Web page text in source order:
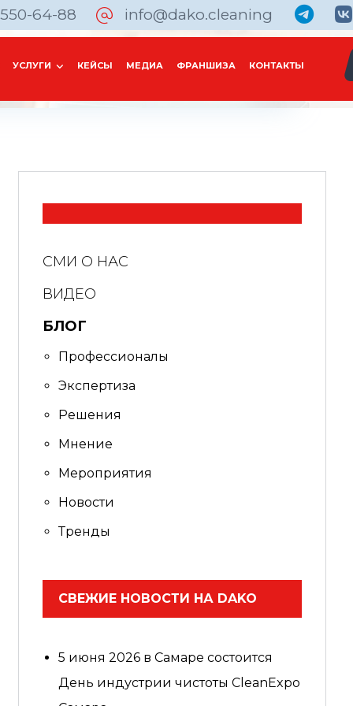
info@dako.cleaning
64-88
УСЛУГИ КЕЙСЫ МЕДИА ФРАНШИЗА КОНТАКТЫ
СМИ О НАС
ВИДЕО
БЛОГ
Профессионалы
Экспертиза
Решения
Мнение
Мероприятия
Новости
Тренды
СВЕЖИЕ НОВОСТИ НА DAKO
5 июня 2026 в Самаре состоится
День индустрии чистоты CleanExpo